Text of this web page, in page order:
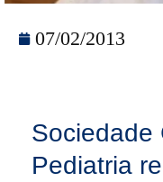
07/02/2013
Sociedade
Pediatria